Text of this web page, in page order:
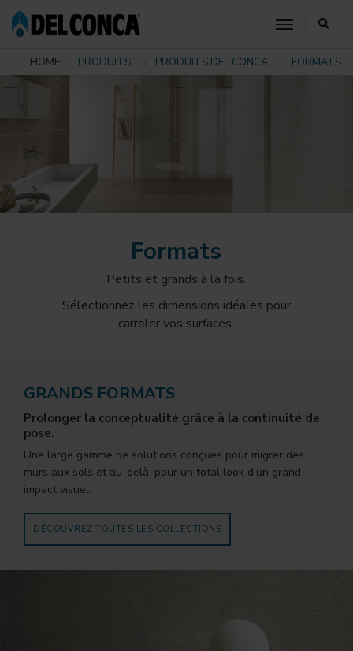
toggle
HOME PRODUITS PRODUITS DEL CONCA FORMATS
Formats
Petits et grands à la fois.
Sélectionnez les dimensions idéales pour
carreler vos surfaces.
GRANDS FORMATS
Prolonger la conceptualité grâce à la continuité de
pose.
Une large gamme de solutions conçues pour migrer des
murs aux sols et au-delà, pour un total look d'un grand
impact visuel.
DÉCOUVREZ TOUTES LES COLLECTIONS